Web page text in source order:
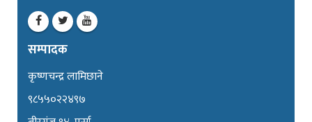
सम्पादक
कृष्णचन्द्र लामिछाने
९८५५०२२४९७